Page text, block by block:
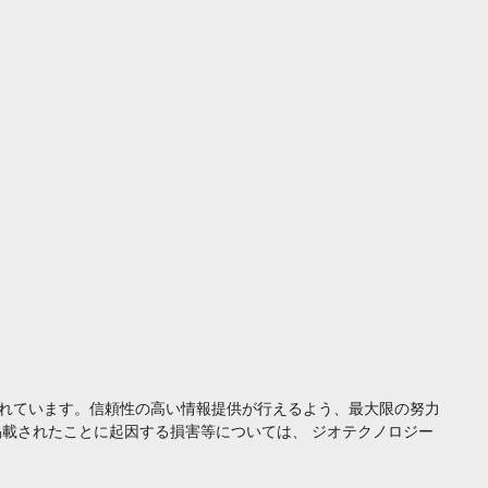
います。信頼性の高い情報提供が行えるよう、最大限の努力
されたことに起因する損害等については、 ジオテクノロジー